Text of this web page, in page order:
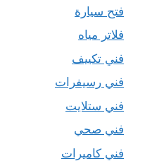
فتح سيارة
فلاتر مياه
فني تكييف
فني رسيفرات
فني ستلايت
فني صحي
فني كاميرات